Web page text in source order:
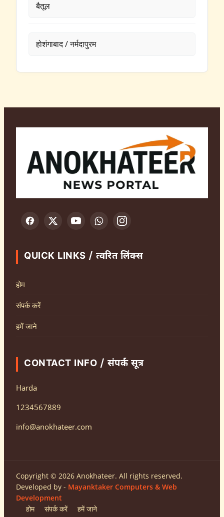
बैतूल
होशंगाबाद / नर्मदापुरम
QUICK LINKS / त्वरित लिंक्स
होम
संपर्क करें
हमें जाने
CONTACT INFO / संपर्क सूत्र
Harda
1234567889
info@anokhateer.com
Copyright © 2026 Anokhateer. All rights reserved.
Developed by - Mayanktaker Computers & Web
Development
होम
संपर्क करें हमें जाने